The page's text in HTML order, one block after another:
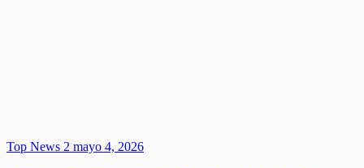
Top News 2 mayo 4, 2026